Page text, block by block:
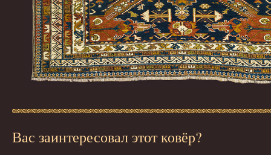
Вас заинтересовал этот ковёр?